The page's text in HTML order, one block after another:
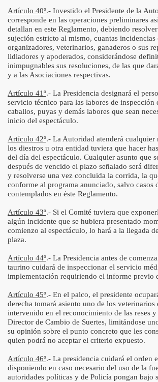
Artículo 40º.- Investido el Presidente de la
corresponde en las operaciones preliminares
detallan en este Reglamento, debiendo
sujeción estricto al mismo, cuantas incidencias
organizadores, veterinarios, ganaderos o sus
lidiadores y apoderados, considerándose
inimpugnables sus resoluciones, de las que
y a las Asociaciones respectivas.
Artículo 41º.- La Presidencia designará el
servicio técnico para las labores de inspección
caballos, puyas y demás labores que sean
inicio del espectáculo.
Artículo 42º.- La Autoridad atenderá cualquier
los diestros u otra entidad tuviera que hacer
del día del espectáculo. Cualquier asunto que
después de vencido el plazo señalado será
y resolverse una vez concluida la corrida, la
conforme al programa anunciado, salvo casos
contemplados en éste Reglamento.
Artículo 43º.- Si el Comité tuviera que
algún incidente que se hubiera presentado
comienzo al espectáculo, lo hará a la llegada
plaza.
Artículo 44º.- La Presidencia antes de
taurino cuidará de inspeccionar el servicio
implementación requiriendo el informe previo
Artículo 45º.- En el palco, el presidente
derecha tomará asiento uno de los veterinarios
intervenido en el reconocimiento de las reses
Director de Cambio de Suertes, limitándose
su opinión sobre el punto concreto que les
quien podrá no aceptar el criterio expuesto.
Artículo 46º.- La presidencia cuidará el orden
disponiendo en caso necesario del uso de la
autoridades políticas y de Policía pongan bajo